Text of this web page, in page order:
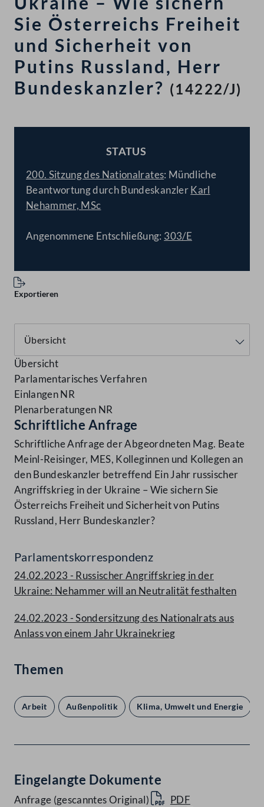
Sie Österreichs Freiheit
und Sicherheit von
Putins Russland, Herr
Bundeskanzler? (14222/J)
STATUS
200. Sitzung des Nationalrates: Mündliche
Beantwortung durch BundeskanzlerKarl
Nehammer, MSc
Angenommene Entschließung: 303/E
Exportieren
Übersicht
Parlamentarisches Verfahren
Einlangen NR
Plenarberatungen NR
Schriftliche Anfrage
Schriftliche Anfrage der Abgeordneten Mag. Beate
Meinl-Reisinger, MES, Kolleginnen und Kollegen an
den Bundeskanzler betreffend Ein Jahr russischer
Angriffskrieg in der Ukraine – Wie sichern Sie
Österreichs Freiheit und Sicherheit von Putins
Russland, Herr Bundeskanzler?
Parlamentskorrespondenz
24.02.2023 - Russischer Angriffskrieg in der
Ukraine: Nehammer will an Neutralität festhalten
24.02.2023 - Sondersitzung des Nationalrats aus
Anlass von einem Jahr Ukrainekrieg
Themen
Arbeit Außenpolitik Klima, Umwelt und Energie
Eingelangte Dokumente
Anfrage (gescanntes Original)
PDF